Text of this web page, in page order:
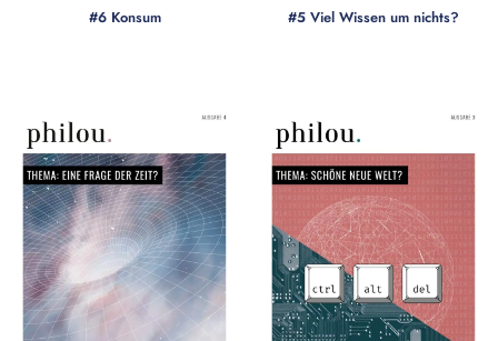
#6 Konsum #5 Viel Wissen um nichts?